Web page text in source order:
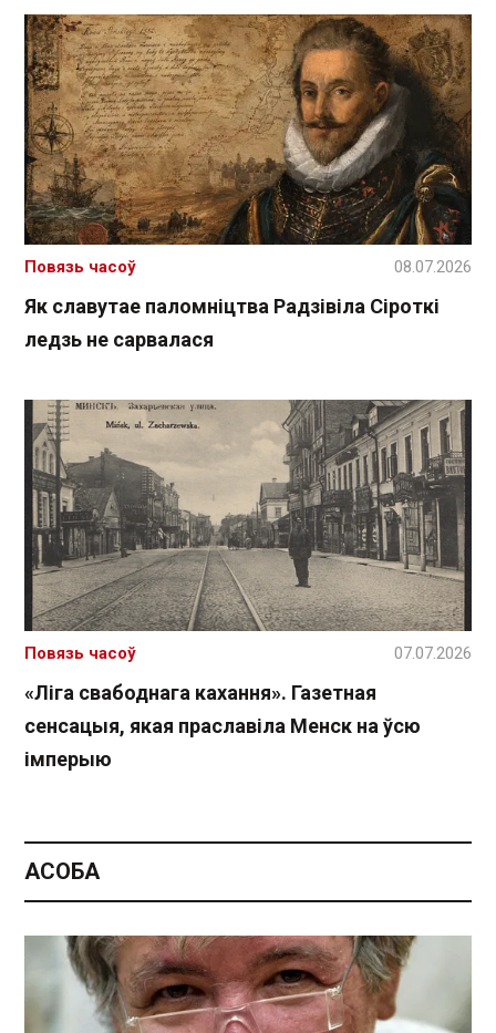
Як славутае паломніцтва Радзівіла Сіроткі
ледзь не сарвалася
Повязь часоў 08.07.2026
«Ліга свабоднага кахання». Газетная
сенсацыя, якая праславіла Менск на ўсю
імперыю
Повязь часоў 07.07.2026
АСОБА